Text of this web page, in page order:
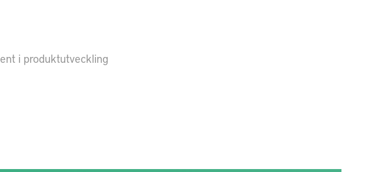
i produktutveckling